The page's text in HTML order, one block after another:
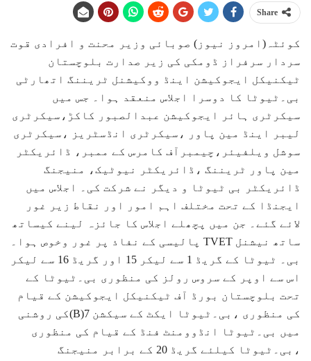
Share
کوئٹہ(امروز نیوز) صوبائی وزیر محنت و افرادی قوت
سردار سرفراز ڈومکی کی زیر صدارت بلوچستان
ٹیکنیکل ایجوکیشن اینڈ ووکیشنل ٹریننگ اتھارٹی
بی۔ٹیوٹا کا دوسرا اجلاس منعقد ہوا۔ جس میں
سیکرٹری ہائر ایجوکیشن عبدالصبور کاکڑ،سیکرٹری
لیبر اینڈ مین پاور ،سیکرٹری انڈسٹریز ،سیکرٹری
سوشل ویلفیئر،چیمبرآف کامرس کے ممبر، ڈائریکٹر
مین پاور ٹریننگ ،ڈائریکٹر نیوٹیک، منیجنگ
ڈائریکٹر بی ٹیوٹا و دیگر نے شرکت کی۔ اجلاس میں
ایجنڈا کے تحت مختلف اہم امور اور نقاط زیر غور
لائے گئے۔ جن میں پچھلے اجلاس کا جائزہ لینے کیساتھ
ساتھ نیشنل TVET پالیسی کے نفاذ پر غور وخوص ہوا۔
بی۔ ٹیوٹا کے گریڈ 1 سے لیکر 15 اور گریڈ 16 سے لیکر
اس سے اوپر کے سروس رولز کی منظوری بی۔ٹیوٹا کے
تحت بلوچستان بورڈ آف ٹیکنیکل ایجوکیشن کے قیام
کی منظوری ،بی۔ٹیوٹا ایکٹ کے سیکشن 7(B)کی روشنی
میں بی۔ٹیوٹا انڈوومنٹ فنڈ کے قیام کی منظوری
،بی۔ٹیوٹا کیلئے گریڈ 20 کے برابر منیجنگ